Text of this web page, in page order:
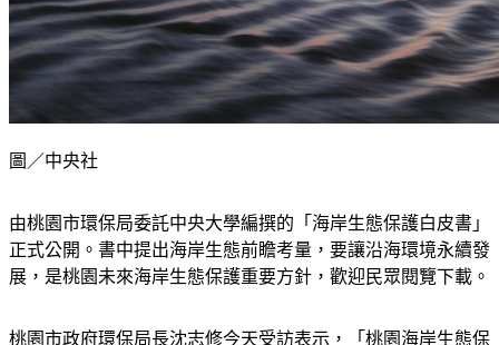
由桃園市環保局委託中央大學編撰的「海岸生態保護白皮書」
正式公開。書中提出海岸生態前瞻考量，要讓沿海環境永續發